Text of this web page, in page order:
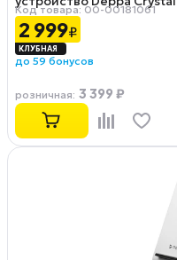
MagSafe Fold Travel QI 2 в 1
Код товара: 00-00181061
2 999₽
до 59 бонусов
розничная: 3 399 ₽